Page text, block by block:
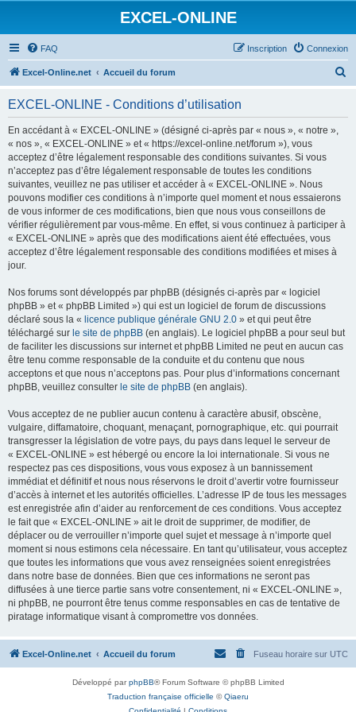
EXCEL-ONLINE
FAQ Connexion
Inscription
Excel-Online.net Accueil du forum
EXCEL-ONLINE - Conditions d’utilisation
En accédant à « EXCEL-ONLINE » (désigné ci-après par « nous », « notre »,
« nos », « EXCEL-ONLINE » et « https://excel-online.net/forum »), vous
acceptez d’être légalement responsable des conditions suivantes. Si vous
n’acceptez pas d’être légalement responsable de toutes les conditions
suivantes, veuillez ne pas utiliser et accéder à « EXCEL-ONLINE ». Nous
pouvons modifier ces conditions à n’importe quel moment et nous essaierons
de vous informer de ces modifications, bien que nous vous conseillons de
vérifier régulièrement par vous-même. En effet, si vous continuez à participer à
« EXCEL-ONLINE » après que des modifications aient été effectuées, vous
acceptez d’être légalement responsable des conditions modifiées et mises à
jour.
Nos forums sont développés par phpBB (désignés ci-après par « logiciel
phpBB » et « phpBB Limited ») qui est un logiciel de forum de discussions
déclaré sous la « licence publique générale GNU 2.0 » et qui peut être
téléchargé sur le site de phpBB (en anglais). Le logiciel phpBB a pour seul but
de faciliter les discussions sur internet et phpBB Limited ne peut en aucun cas
être tenu comme responsable de la conduite et du contenu que nous
acceptons et que nous n’acceptons pas. Pour plus d’informations concernant
phpBB, veuillez consulter le site de phpBB (en anglais).
Vous acceptez de ne publier aucun contenu à caractère abusif, obscène,
vulgaire, diffamatoire, choquant, menaçant, pornographique, etc. qui pourrait
transgresser la législation de votre pays, du pays dans lequel le serveur de
« EXCEL-ONLINE » est hébergé ou encore la loi internationale. Si vous ne
respectez pas ces dispositions, vous vous exposez à un bannissement
immédiat et définitif et nous nous réservons le droit d’avertir votre fournisseur
d’accès à internet et les autorités officielles. L’adresse IP de tous les messages
est enregistrée afin d’aider au renforcement de ces conditions. Vous acceptez
le fait que « EXCEL-ONLINE » ait le droit de supprimer, de modifier, de
déplacer ou de verrouiller n’importe quel sujet et message à n’importe quel
moment si nous estimons cela nécessaire. En tant qu’utilisateur, vous acceptez
que toutes les informations que vous avez renseignées soient enregistrées
dans notre base de données. Bien que ces informations ne seront pas
diffusées à une tierce partie sans votre consentement, ni « EXCEL-ONLINE »,
ni phpBB, ne pourront être tenus comme responsables en cas de tentative de
piratage informatique visant à compromettre vos données.
Excel-Online.net Accueil du forum Fuseau horaire sur UTC
Développé parphpBB® Forum Software © phpBB Limited
Traduction française officielle ©Qiaeru